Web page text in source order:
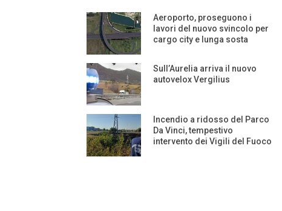
Aeroporto, proseguono i
lavori del nuovo svincolo per
cargo city e lunga sosta
Sull’Aurelia arriva il nuovo
autovelox Vergilius
Incendio a ridosso del Parco
Da Vinci, tempestivo
intervento dei Vigili del Fuoco